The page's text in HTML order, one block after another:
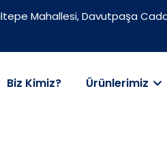
Mahallesi, Davutpaşa
Biz Kimiz? Ürünlerimiz